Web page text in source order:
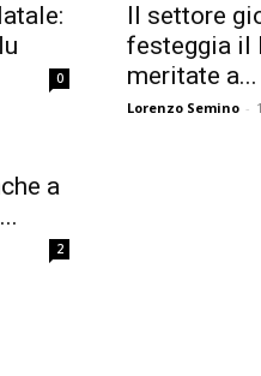
0
Il settore
festeggia il
meritate a...
Lorenzo Semino -
a
2